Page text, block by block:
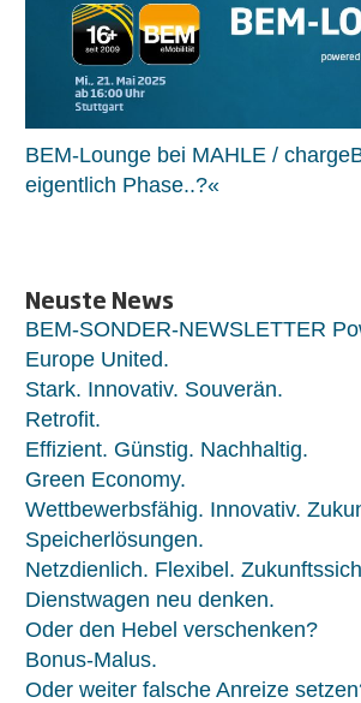
BEM-Lounge bei MAHLE /
eigentlich Phase..?«
Neuste News
BEM-SONDER-NEWSLETTER
Europe United.
Stark. Innovativ. Souverän.
Retrofit.
Effizient. Günstig. Nachhaltig.
Green Economy.
Wettbewerbsfähig. Innovativ.
Speicherlösungen.
Netzdienlich. Flexibel.
Dienstwagen neu denken.
Oder den Hebel verschenken?
Bonus-Malus.
Oder weiter falsche Anreize